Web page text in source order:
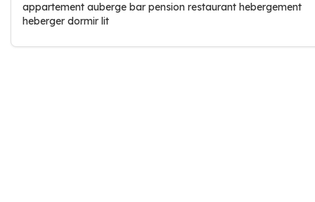
appartement auberge bar pension restaurant hebergement
heberger dormir lit